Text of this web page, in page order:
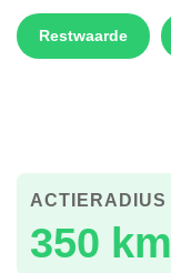
Restwaarde
350 km
ACTIERADIUS